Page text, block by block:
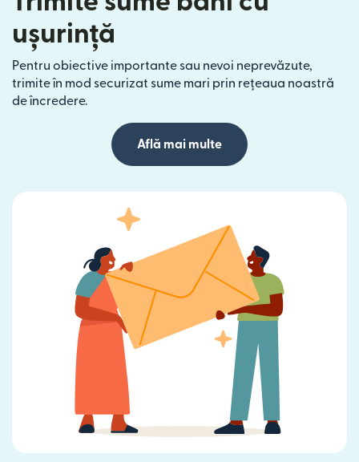
ușurință
Pentru obiective importante sau nevoi neprevăzute,
trimite în mod securizat sume mari prin rețeaua noastră
de încredere.
Află mai multe